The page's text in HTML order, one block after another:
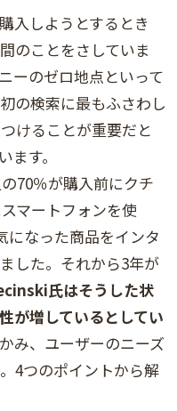
入しようとするとき
のことをさしていま
ーのゼロ地点といって
の検索に最もふさわし
けることが重要だと
す。
70％が購入前にクチ
マートフォンを使
になった商品をインタ
した。それから3年が
氏はそうした状
が増しているとしてい
み、ユーザーのニーズ
4つのポイントから解